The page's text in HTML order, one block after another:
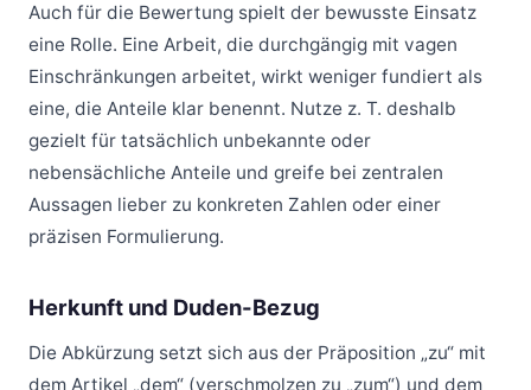
Auch für die Bewertung spielt der bewusste Einsatz
eine Rolle. Eine Arbeit, die durchgängig mit vagen
Einschränkungen arbeitet, wirkt weniger fundiert als
eine, die Anteile klar benennt. Nutze z. T. deshalb
gezielt für tatsächlich unbekannte oder
nebensächliche Anteile und greife bei zentralen
Aussagen lieber zu konkreten Zahlen oder einer
präzisen Formulierung.
Herkunft und Duden-Bezug
Die Abkürzung setzt sich aus der Präposition „zu“ mit
dem Artikel „dem“ (verschmolzen zu „zum“) und dem